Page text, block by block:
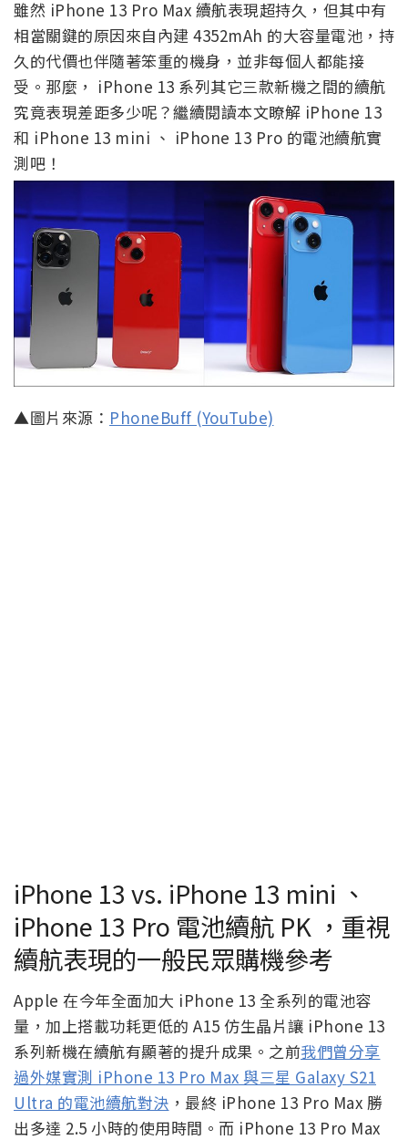
雖然 iPhone 13 Pro Max 續航表現超持久，但其中有
相當關鍵的原因來自內建 4352mAh 的大容量電池，持
久的代價也伴隨著笨重的機身，並非每個人都能接
受。那麼， iPhone 13 系列其它三款新機之間的續航
究竟表現差距多少呢？繼續閱讀本文瞭解 iPhone 13
和 iPhone 13 mini 、 iPhone 13 Pro 的電池續航實
測吧！
▲圖片來源： PhoneBuff (YouTube)
iPhone 13 vs. iPhone 13 mini 、
iPhone 13 Pro 電池續航 PK ，重視
續航表現的一般民眾購機參考
Apple 在今年全面加大 iPhone 13 全系列的電池容
量，加上搭載功耗更低的 A15 仿生晶片讓 iPhone 13
系列新機在續航有顯著的提升成果。之前我們曾分享
過外媒實測 iPhone 13 Pro Max 與三星 Galaxy S21
Ultra 的電池續航對決 ，最終 iPhone 13 Pro Max 勝
出多達 2.5 小時的使用時間。而 iPhone 13 Pro Max